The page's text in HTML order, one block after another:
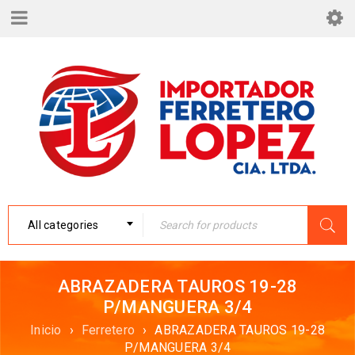
All categories
ABRAZADERA TAUROS 19-28
P/MANGUERA 3/4
Inicio › Ferretero › ABRAZADERA TAUROS 19-28
P/MANGUERA 3/4